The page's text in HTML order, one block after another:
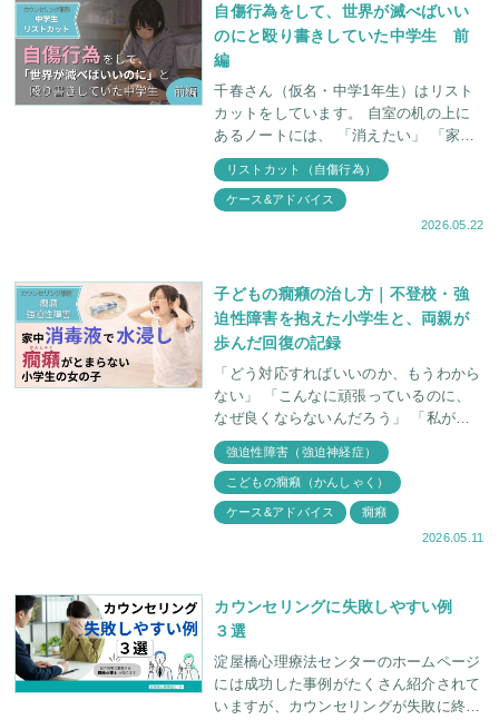
自傷行為をして、世界が滅べばいい
のにと殴り書きしていた中学生 前
編
千春さん（仮名・中学1年生）はリスト
カットをしています。 自室の机の上に
あるノートには、 「消えたい」 「家族
がしんどい」 「世界が滅べば良いの
に」 などと殴り書きをしています。
リストカット（自傷行為）
ケース&アドバイス
2026.05.22
子どもの癇癪の治し方｜不登校・強
迫性障害を抱えた小学生と、両親が
歩んだ回復の記録
「どう対応すればいいのか、もうわから
ない」 「こんなに頑張っているのに、
なぜ良くならないんだろう」 「私が何
か間違えたのかな......」 子どもの癇癪
や不登校に向き合うとき、親御さんの心
に
強迫性障害（強迫神経症）
こどもの癇癪（かんしゃく）
ケース&アドバイス
癇癪
2026.05.11
カウンセリングに失敗しやすい例
３選
淀屋橋心理療法センターのホームページ
には成功した事例がたくさん紹介されて
いますが、カウンセリングが失敗に終わ